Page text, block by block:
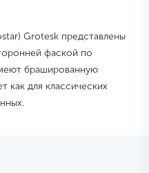
Grotesk представлены
фаской по
брашированную
как для классических